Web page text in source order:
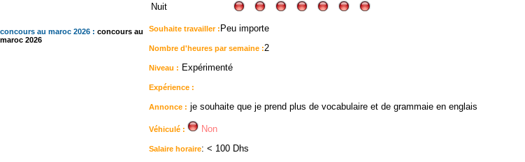
concours au maroc 2026 : concours au
maroc 2026
Nuit
Souhaite travailler : Peu importe
Nombre d'heures par semaine :2
Niveau : Expérimenté
Expérience :
Annonce : je souhaite que je prend plus de vocabulaire et de grammaie en englais
Véhiculé : Non
Salaire horaire: < 100 Dhs